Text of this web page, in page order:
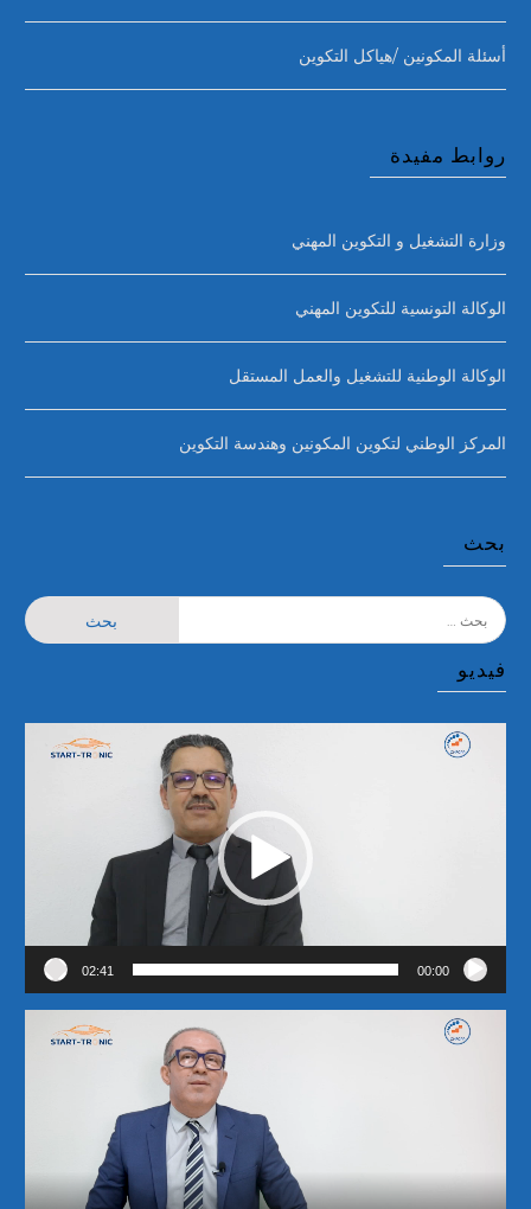
أسئلة المكونين /هياكل التكوين
روابط مفيدة
وزارة التشغيل و التكوين المهني
الوكالة التونسية للتكوين المهني
الوكالة الوطنية للتشغيل والعمل المستقل
المركز الوطني لتكوين المكونين وهندسة التكوين
بحث
البحث
عن:
فيديو
مشغل
00:00
02:41